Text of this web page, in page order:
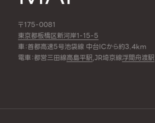
〒175-0081
東京都板橋区新河岸1-15-5
車：首都高速5号池袋線 中台ICから約3.4km
電車：都営三田線高島平駅,JR埼京線浮間舟渡駅